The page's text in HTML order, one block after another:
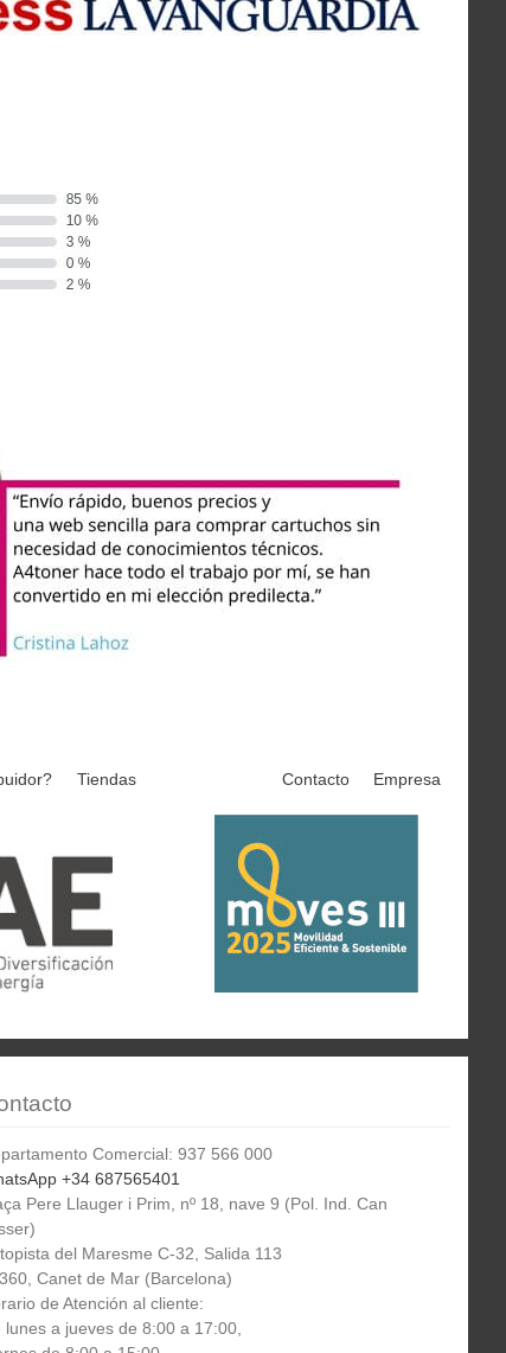
Tiendas Contacto Empresa
Comercial: 937 566 000
+34 687565401
Pere Llauger i Prim, nº 18, nave 9 (Pol. Ind. Can
del Maresme C-32, Salida 113
Canet de Mar (Barcelona)
de Atención al cliente:
lunes a jueves de 8:00 a 17:00,